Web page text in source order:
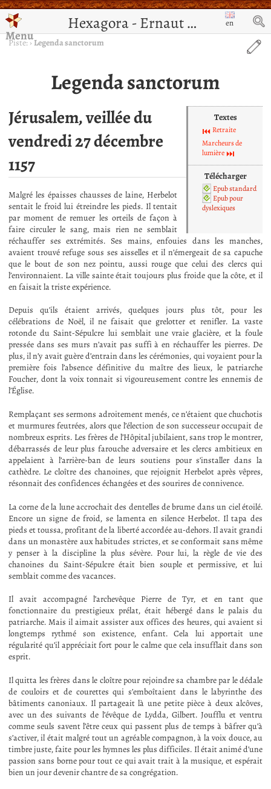
Hexagora - Ernaut de Jérusalem
Menu
en
Piste:›Legenda sanctorum
Legenda sanctorum
Textes
Retraite
Marcheurs de
lumière
Télécharger
Epub standard
Epub pour
dyslexiques
Jérusalem, veillée du
vendredi 27 décembre
1157
Malgré les épaisses chausses de laine, Herbelot
sentait le froid lui étreindre les pieds. Il tentait
par moment de remuer les orteils de façon à
faire circuler le sang, mais rien ne semblait
réchauffer ses extrémités. Ses mains, enfouies dans les manches,
avaient trouvé refuge sous ses aisselles et il n’émergeait de sa capuche
que le bout de son nez pointu, aussi rouge que celui des clercs qui
l’environnaient. La ville sainte était toujours plus froide que la côte, et il
en faisait la triste expérience.
Depuis qu’ils étaient arrivés, quelques jours plus tôt, pour les
célébrations de Noël, il ne faisait que grelotter et renifler. La vaste
rotonde du Saint-Sépulcre lui semblait une vraie glacière, et la foule
pressée dans ses murs n’avait pas suffi à en réchauffer les pierres. De
plus, il n’y avait guère d’entrain dans les cérémonies, qui voyaient pour la
première fois l’absence définitive du maître des lieux, le patriarche
Foucher, dont la voix tonnait si vigoureusement contre les ennemis de
l’Église.
Remplaçant ses sermons adroitement menés, ce n’étaient que chuchotis
et murmures feutrées, alors que l’élection de son successeur occupait de
nombreux esprits. Les frères de l’Hôpital jubilaient, sans trop le montrer,
débarrassés de leur plus farouche adversaire et les clercs ambitieux en
appelaient à l’arrière-ban de leurs soutiens pour s’installer dans la
cathèdre. Le cloître des chanoines, que rejoignit Herbelot après vêpres,
résonnait des confidences échangées et des sourires de connivence.
La corne de la lune accrochait des dentelles de brume dans un ciel étoilé.
Encore un signe de froid, se lamenta en silence Herbelot. Il tapa des
pieds et toussa, profitant de la liberté accordée au-dehors. Il avait grandi
dans un monastère aux habitudes strictes, et se conformait sans même
y penser à la discipline la plus sévère. Pour lui, la règle de vie des
chanoines du Saint-Sépulcre était bien souple et permissive, et lui
semblait comme des vacances.
Il avait accompagné l’archevêque Pierre de Tyr, et en tant que
fonctionnaire du prestigieux prélat, était hébergé dans le palais du
patriarche. Mais il aimait assister aux offices des heures, qui avaient si
longtemps rythmé son existence, enfant. Cela lui apportait une
régularité qu’il appréciait fort pour le calme que cela insufflait dans son
esprit.
Il quitta les frères dans le cloître pour rejoindre sa chambre par le dédale
de couloirs et de courettes qui s’emboîtaient dans le labyrinthe des
bâtiments canoniaux. Il partageait là une petite pièce à deux alcôves,
avec un des suivants de l’évêque de Lydda, Gilbert. Joufflu et ventru
comme seuls savent l’être ceux qui passent plus de temps à bâfrer qu’à
s’activer, il était malgré tout un agréable compagnon, à la voix douce, au
timbre juste, faite pour les hymnes les plus difficiles. Il était animé d’une
passion sans borne pour tout ce qui avait trait à la musique, et espérait
bien un jour devenir chantre de sa congrégation.